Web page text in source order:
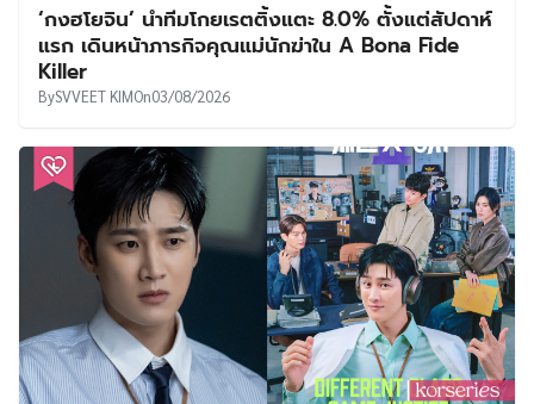
‘กงฮโยจิน’ นำทีมโกยเรตติ้งแตะ 8.0% ตั้งแต่สัปดาห์
แรก เดินหน้าภารกิจคุณแม่นักฆ่าใน A Bona Fide
Killer
BySVVEET KIMOn03/08/2026